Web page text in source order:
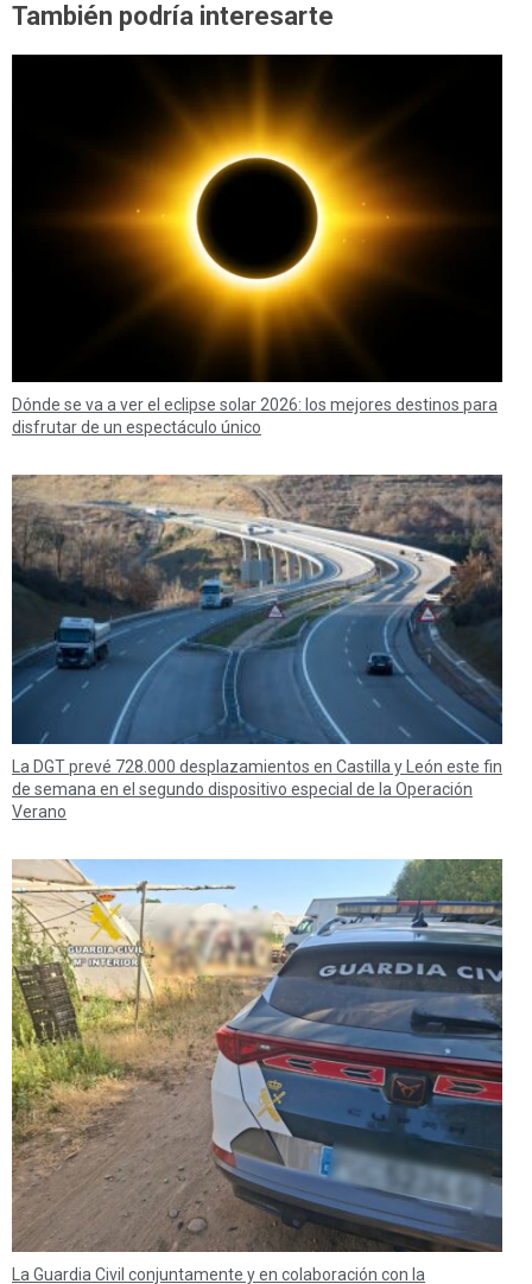
También podría interesarte
Dónde se va a ver el eclipse solar 2026: los mejores destinos para
disfrutar de un espectáculo único
La DGT prevé 728.000 desplazamientos en Castilla y León este fin
de semana en el segundo dispositivo especial de la Operación
Verano
La Guardia Civil conjuntamente y en colaboración con la